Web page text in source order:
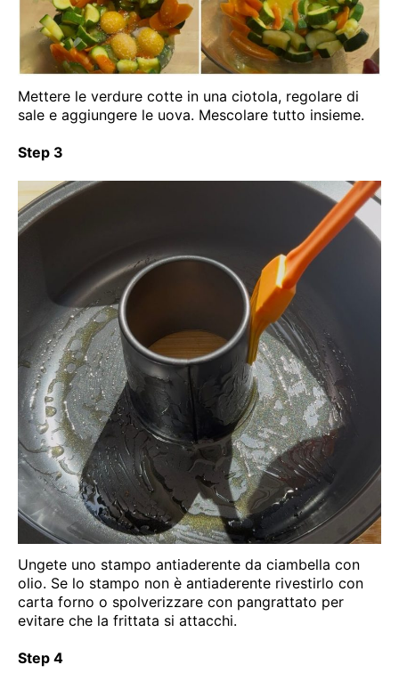
Mettere le verdure cotte in una ciotola, regolare di
sale e aggiungere le uova. Mescolare tutto insieme.
Step 3
Ungete uno stampo antiaderente da ciambella con
olio. Se lo stampo non è antiaderente rivestirlo con
carta forno o spolverizzare con pangrattato per
evitare che la frittata si attacchi.
Step 4